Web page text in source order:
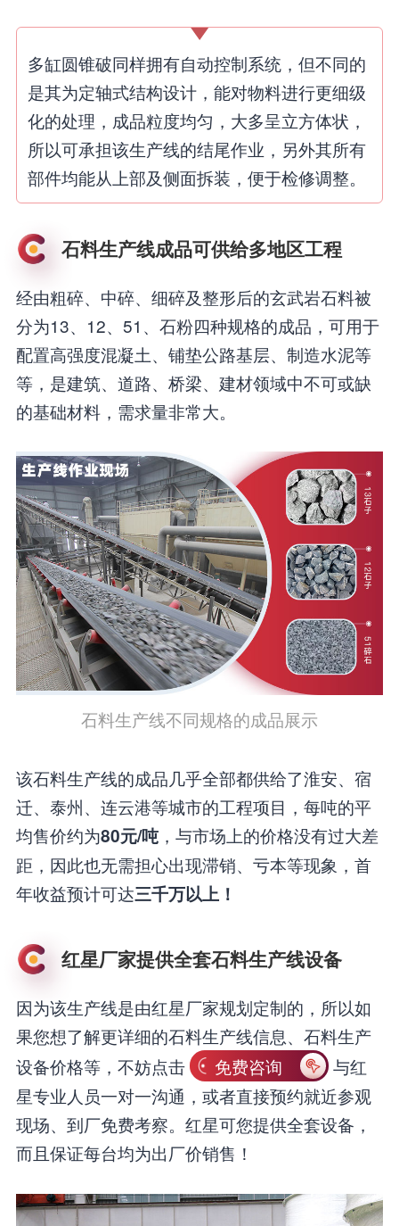
多缸圆锥破同样拥有自动控制系统，但不同的
是其为定轴式结构设计，能对物料进行更细级
化的处理，成品粒度均匀，大多呈立方体状，
所以可承担该生产线的结尾作业，另外其所有
部件均能从上部及侧面拆装，便于检修调整。
石料生产线成品可供给多地区工程
经由粗碎、中碎、细碎及整形后的玄武岩石料被
分为13、12、51、石粉四种规格的成品，可用于
配置高强度混凝土、铺垫公路基层、制造水泥等
等，是建筑、道路、桥梁、建材领域中不可或缺
的基础材料，需求量非常大。
石料生产线不同规格的成品展示
该石料生产线的成品几乎全部都供给了淮安、宿
迁、泰州、连云港等城市的工程项目，每吨的平
均售价约为80元/吨，与市场上的价格没有过大差
距，因此也无需担心出现滞销、亏本等现象，首
年收益预计可达三千万以上！
红星厂家提供全套石料生产线设备
因为该生产线是由红星厂家规划定制的，所以如
果您想了解更详细的石料生产线信息、石料生产
设备价格等，不妨点击
免费咨询
与红
星专业人员一对一沟通，或者直接预约就近参观
现场、到厂免费考察。红星可您提供全套设备，
而且保证每台均为出厂价销售！